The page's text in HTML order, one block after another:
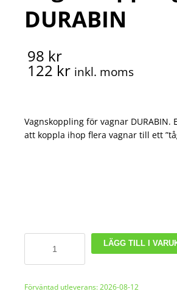
DURABIN
98 kr
122 kr inkl. moms
Vagnskoppling för vagnar DURABIN.
att koppla ihop flera vagnar till ett
DURABIN
mängd
LÄGG TILL I
Förväntad utleverans: 2026-08-12